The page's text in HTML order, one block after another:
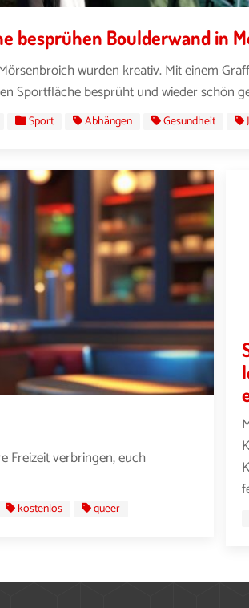
besprühen Boulderwand in
wurden kreativ. Mit einem
Sportfläche besprüht und wieder schön
Sport Abhängen Gesundheit
Freizeit verbringen, euch
kostenlos queer